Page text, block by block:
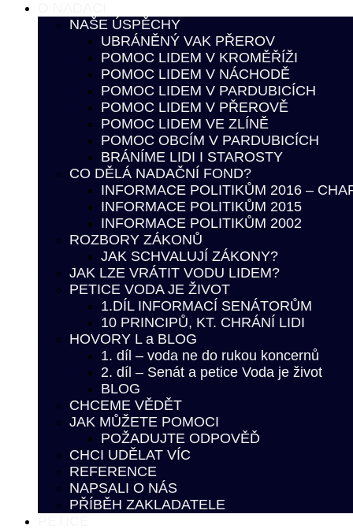
NAŠE ÚSPĚCHY
UBRÁNĚNÝ VAK PŘEROV
POMOC LIDEM V KROMĚŘÍŽI
POMOC LIDEM V NÁCHODĚ
POMOC LIDEM V PARDUBICÍCH
POMOC LIDEM V PŘEROVĚ
POMOC LIDEM VE ZLÍNĚ
POMOC OBCÍM V PARDUBICÍCH
BRÁNÍME LIDI I STAROSTY
CO DĚLÁ NADAČNÍ FOND?
INFORMACE POLITIKŮM 2016 –
INFORMACE POLITIKŮM 2015
INFORMACE POLITIKŮM 2002
ROZBORY ZÁKONŮ
JAK SCHVALUJÍ ZÁKONY?
JAK LZE VRÁTIT VODU LIDEM?
PETICE VODA JE ŽIVOT
1.DÍL INFORMACÍ SENÁTORŮM
10 PRINCIPŮ, KT. CHRÁNÍ LIDI
HOVORY L a BLOG
1. díl – voda ne do rukou koncernů
2. díl – Senát a petice Voda je život
BLOG
CHCEME VĚDĚT
JAK MŮŽETE POMOCI
POŽADUJTE ODPOVĚĎ
CHCI UDĚLAT VÍC
REFERENCE
NAPSALI O NÁS
PŘÍBĚH ZAKLADATELE